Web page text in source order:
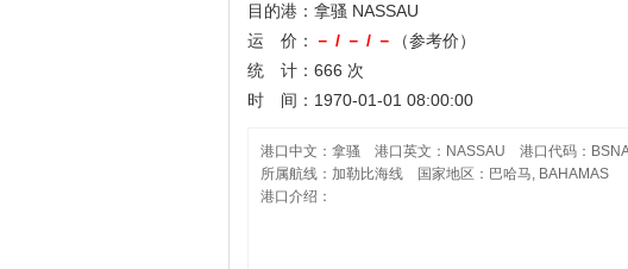
目的港：拿骚 NASSAU
运 价：
－ / － / －
（参考价）
统 计：666 次
时 间：1970-01-01 08:00:00
港口中文：拿骚 港口英文：NASSAU 港口代码：
所属航线：加勒比海线 国家地区：巴哈马, BAHAMAS
港口介绍：